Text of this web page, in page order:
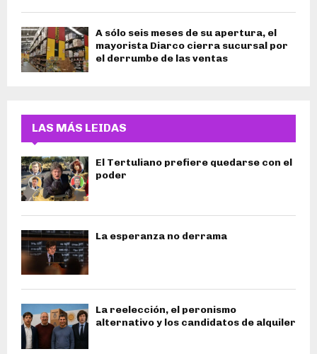
A sólo seis meses de su apertura, el
mayorista Diarco cierra sucursal por
el derrumbe de las ventas
LAS MÁS LEIDAS
El Tertuliano prefiere quedarse con el
poder
La esperanza no derrama
La reelección, el peronismo
alternativo y los candidatos de alquiler